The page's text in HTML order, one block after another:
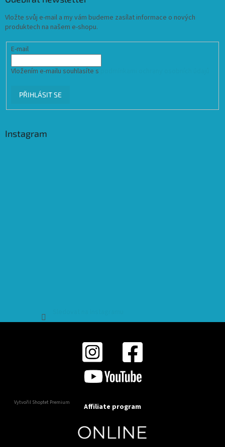
Vložte svůj e-mail a my vám budeme zasílat informace o nových
produktech na našem e-shopu.
E-mail
Vložením e-mailu souhlasíte s
PŘIHLÁSIT SE
Instagram
Vytvořil Shoptet Premium Affiliate program